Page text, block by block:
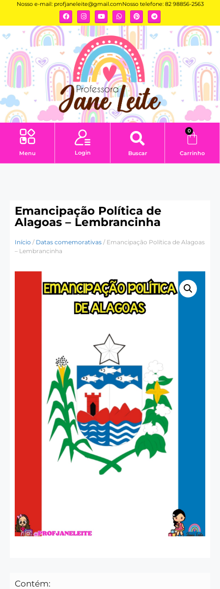
Nosso e-mail: profjaneleite@gmail.comNosso telefone: 82 98856-2563
Menu Login Buscar
0
Carrinho
Emancipação Política de
Alagoas – Lembrancinha
Início / Datas comemorativas / Emancipação Política de Alagoas
– Lembrancinha
Contém: